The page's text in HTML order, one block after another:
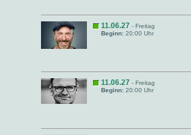
11.06.27 - Freitag
Beginn: 20:00 Uhr
11.06.27 - Freitag
Beginn: 20:00 Uhr